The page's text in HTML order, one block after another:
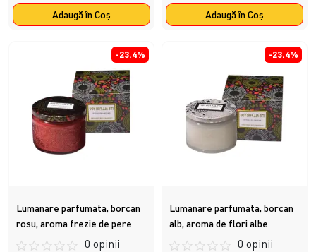
Adaugă în Coş Adaugă în Coş
-23.4%
Lumanare parfumata, borcan
rosu, aroma frezie de pere
0 opinii
-23.4%
Lumanare parfumata, borcan
alb, aroma de flori albe
0 opinii